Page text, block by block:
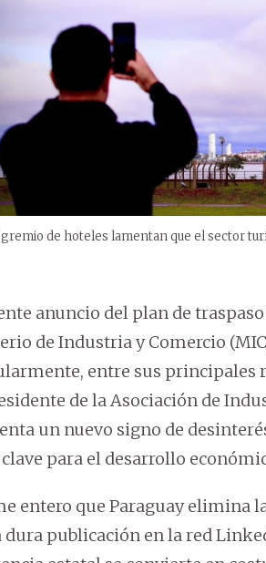
de hoteles lamentan que el sector
anuncio del plan de
de Industria y Comercio
entre sus principales
de la Asociación de
un nuevo signo de
para el desarrollo
entero que Paraguay elimina
dura publicación en la red